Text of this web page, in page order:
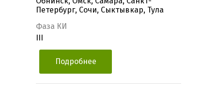
Петербург, Сочи, Сыктывкар, Тула
Фаза КИ
Подробнее